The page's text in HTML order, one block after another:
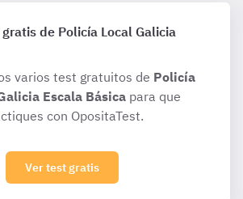
de Policía Local Galicia
varios test gratuitos de Policía
Escala Básica para que
con OpositaTest.
Ver test gratis